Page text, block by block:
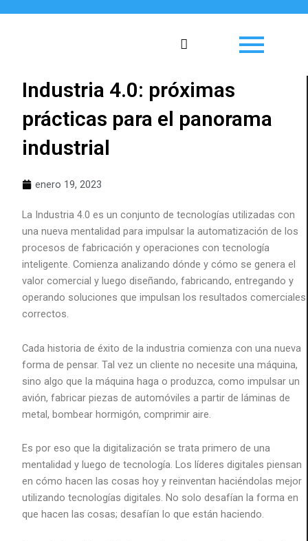
Industria 4.0: próximas
prácticas para el panorama
industrial
enero 19, 2023
La Industria 4.0 es un conjunto de tecnologías utilizadas con
una nueva mentalidad para impulsar la automatización de los
procesos de fabricación y operaciones con tecnología
inteligente. Comienza analizando dónde y cómo se genera el
valor comercial y luego diseñando, fabricando, entregando y
operando soluciones que impulsan los resultados comerciales
correctos.
Cada historia de éxito de la industria comienza con una nueva
forma de pensar. Tal vez un cliente no necesite una máquina,
sino algo que la máquina haga o produzca, como impulsar un
avión, fabricar piezas de automóviles a partir de láminas de
metal, bombear hormigón, comprimir aire.
Es por eso que la digitalización se trata primero de una
mentalidad y luego de tecnología. Los líderes digitales piensan
en cómo hacen las cosas hoy y reinventan haciéndolas mejor
utilizando tecnologías digitales. No solo desafían la forma en
que hacen las cosas; desafían lo que están haciendo.